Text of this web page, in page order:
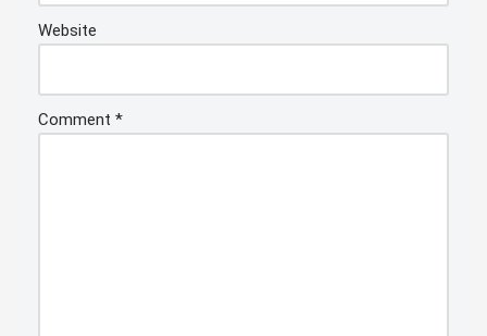
Website
Comment *